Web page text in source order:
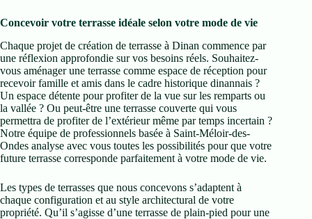
Concevoir votre terrasse idéale selon votre mode de vie
Chaque projet de création de terrasse à Dinan commence par
une réflexion approfondie sur vos besoins réels. Souhaitez-
vous aménager une terrasse comme espace de réception pour
recevoir famille et amis dans le cadre historique dinannais ?
Un espace détente pour profiter de la vue sur les remparts ou
la vallée ? Ou peut-être une terrasse couverte qui vous
permettra de profiter de l’extérieur même par temps incertain ?
Notre équipe de professionnels basée à Saint-Méloir-des-
Ondes analyse avec vous toutes les possibilités pour que votre
future terrasse corresponde parfaitement à votre mode de vie.
Les types de terrasses que nous concevons s’adaptent à
chaque configuration et au style architectural de votre
propriété. Qu’il s’agisse d’une terrasse de plain-pied pour une